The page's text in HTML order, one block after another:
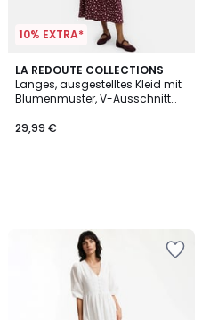
10% EXTRA*
LA REDOUTE COLLECTIONS
Langes, ausgestelltes Kleid mit
Blumenmuster, V-Ausschnitt
29,99 €